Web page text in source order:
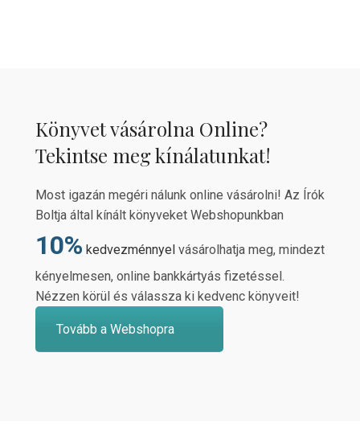
Könyvet vásárolna Online?
Tekintse meg kínálatunkat!
Most igazán megéri nálunk online vásárolni! Az Írók
Boltja által kínált könyveket Webshopunkban
10% kedvezménnyel vásárolhatja meg, mindezt
kényelmesen, online bankkártyás fizetéssel.
Nézzen körül és válassza ki kedvenc könyveit!
Tovább a Webshopra